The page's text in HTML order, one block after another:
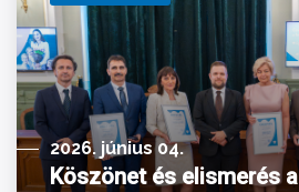
2026. június 04.
Köszönet és elismerés a